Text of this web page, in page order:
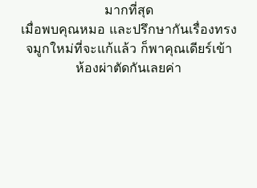
มากที่สุด
เมื่อพบคุณหมอ และปรึกษากันเรื่องทรง
จมูกใหม่ที่จะแก้แล้ว ก็พาคุณเดียร์เข้า
ห้องผ่าตัดกันเลยค่า